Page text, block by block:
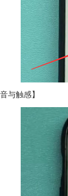
与触感】